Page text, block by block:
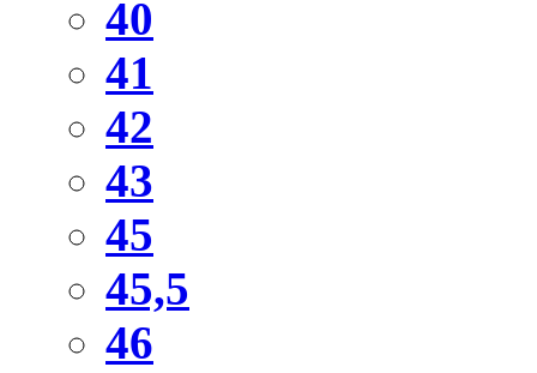
40
41
42
43
45
45,5
46